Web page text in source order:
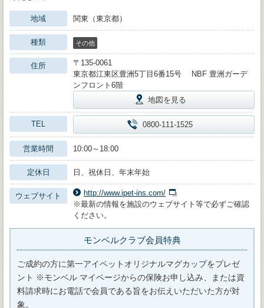
地域 関東（東京都）
種類 その他
住所
〒135-0061
東京都江東区豊洲5丁目6番15号 NBF 豊洲ガーデ
ンフロント6階
地図を見る
TEL 0800-111-1525
営業時間 10:00～18:00
定休日 日、祝休日、年末年始
ウェブサイト
http://www.ipet-ins.com/
※最新の情報を施設のウェブサイト等で必ずご確認
ください。
モンベルクラブ会員特典
ご成約の方に第一アイペットオリジナルマグカップをプレゼ
ント ※モンベル マイページからの保険お申し込み、または資
料請求時にお電話で会員である旨をお伝えいただいた方が対
象。